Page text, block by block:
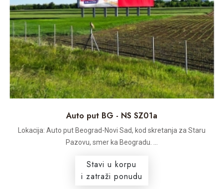
Auto put BG - NS SZ01a
Lokacija: Auto put Beograd-Novi Sad, kod skretanja za Staru
Pazovu, smer ka Beogradu. ...
Stavi u korpu
i zatraži ponudu